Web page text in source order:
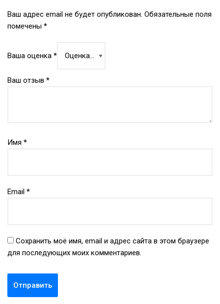
Ваш адрес email не будет опубликован. Обязательные поля
помечены *
Ваша оценка *
Ваш отзыв *
Имя *
Email *
Сохранить моё имя, email и адрес сайта в этом браузере
для последующих моих комментариев.